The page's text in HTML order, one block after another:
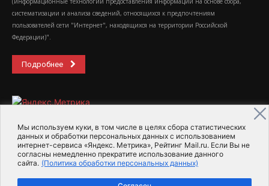
Мы используем куки, в том числе в целях сбора статистических
данных и обработки персональных данных с использованием
интернет-сервиса «Яндекс. Метрика», Рейтинг Mail.ru. Если Вы не
согласны немедленно прекратите использование данного
сайта. (Политика обработки персональных данных)
систематизации и анализа сведений, относящихся к предпочтениям
пользователей сети "Интернет", находящихся на территории Российской
Федерации)".
Подробнее
2015-2026- Информационное агентство МедиаПоток
Для справки Об издании
Пользовательское соглашение